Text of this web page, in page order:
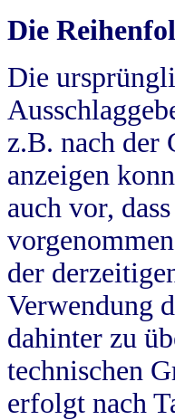
Die
Die
z.B. nach der
anzeigen
auch vor,
der
Verwendung
dahinter zu
technischen
erfolgt nach